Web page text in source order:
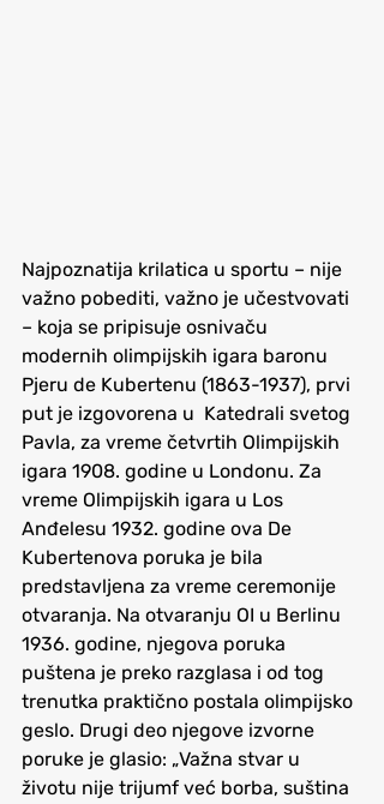
Najpoznatija krilatica u sportu – nije
važno pobediti, važno je učestvovati
– koja se pripisuje osnivaču
modernih olimpijskih igara baronu
Pjeru de Kubertenu (1863-1937), prvi
put je izgovorena u  Katedrali svetog
Pavla, za vreme četvrtih Olimpijskih
igara 1908. godine u Londonu. Za
vreme Olimpijskih igara u Los
Anđelesu 1932. godine ova De
Kubertenova poruka je bila
predstavljena za vreme ceremonije
otvaranja. Na otvaranju OI u Berlinu
1936. godine, njegova poruka
puštena je preko razglasa i od tog
trenutka praktično postala olimpijsko
geslo. Drugi deo njegove izvorne
poruke je glasio: „Važna stvar u
životu nije trijumf već borba, suština